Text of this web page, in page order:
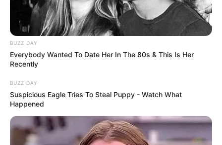
Home > ACS > Acs e ACE > Notícia >
Famílias desapareceu no
e-SUS? Veja Como Recuperar e Cadastrar Corretamente no PEC!
Famílias desapareceu no e-SUS?
Veja Como Recuperar e Cadastrar
Corretamente no PEC!
09:15 ACS Acs e ACE,Notícia
BUZZ DAY
Everybody Wanted To Date Her In The 80s & This Is Her
Recently
BUZZ DAY
Suspicious Eagle Tries To Steal Puppy - Watch What
Happened